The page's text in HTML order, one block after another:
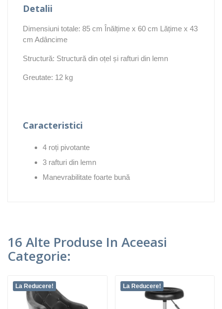
Detalii
Dimensiuni totale: 85 cm Înălțime x 60 cm Lățime x 43
cm Adâncime
Structură: Structură din oțel și rafturi din lemn
Greutate: 12 kg
Caracteristici
4 roți pivotante
3 rafturi din lemn
Manevrabilitate foarte bună
16 Alte Produse In Aceeasi
Categorie:
La Reducere! La Reducere!